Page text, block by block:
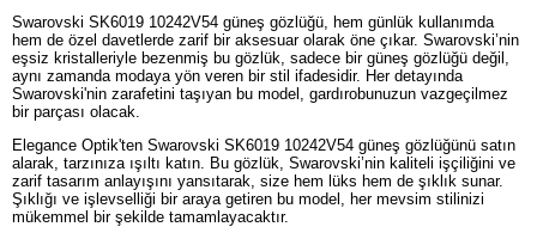
Swarovski SK6019 10242V54 güneş gözlüğü, hem günlük kullanımda
hem de özel davetlerde zarif bir aksesuar olarak öne çıkar. Swarovski’nin
eşsiz kristalleriyle bezenmiş bu gözlük, sadece bir güneş gözlüğü değil,
aynı zamanda modaya yön veren bir stil ifadesidir. Her detayında
Swarovski'nin zarafetini taşıyan bu model, gardırobunuzun vazgeçilmez
bir parçası olacak.
Elegance Optik'ten Swarovski SK6019 10242V54 güneş gözlüğünü satın
alarak, tarzınıza ışıltı katın. Bu gözlük, Swarovski’nin kaliteli işçiliğini ve
zarif tasarım anlayışını yansıtarak, size hem lüks hem de şıklık sunar.
Şıklığı ve işlevselliği bir araya getiren bu model, her mevsim stilinizi
mükemmel bir şekilde tamamlayacaktır.